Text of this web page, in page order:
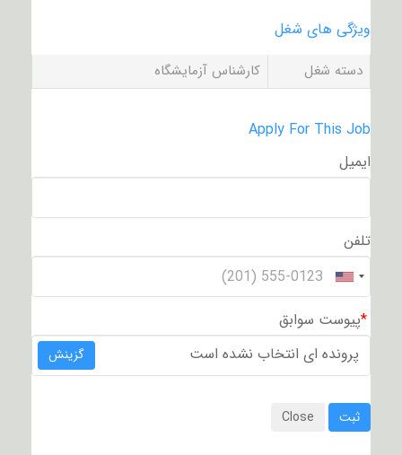
ویژگی های شغل
دسته شغل کارشناس آزمایشگاه
Apply For This Job
ایمیل
تلفن
پیوست سوابق*
پرونده ای انتخاب نشده است
گزینش
ثبت Close